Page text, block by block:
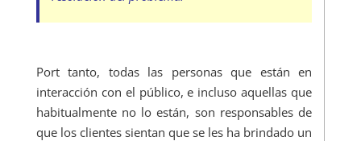
Port tanto, todas las personas que están en
interacción con el público, e incluso aquellas que
habitualmente no lo están, son responsables de
que los clientes sientan que se les ha brindado un